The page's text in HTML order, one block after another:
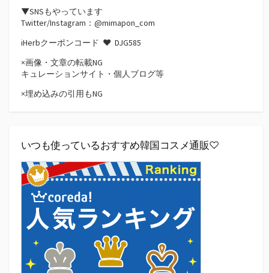
▼SNSもやっています
Twitter/Instagram：@mimapon_com
iHerbクーポンコード ♥ DJG585
×画像・文章の転載NG
キュレーションサイト・個人ブログ等
×埋め込みの引用もNG
いつも使っているおすすめ韓国コスメ通販♡